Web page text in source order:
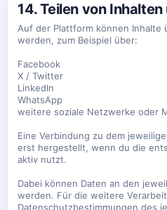
14. Teilen von
Auf der Plattform können
werden, zum Beispiel über:
Facebook
X / Twitter
LinkedIn
WhatsApp
weitere soziale Netzwerke oder
Eine Verbindung zu dem
erst hergestellt, wenn du die
aktiv nutzt.
Dabei können Daten an den
werden. Für die weitere
Datenschutzbestimmungen des